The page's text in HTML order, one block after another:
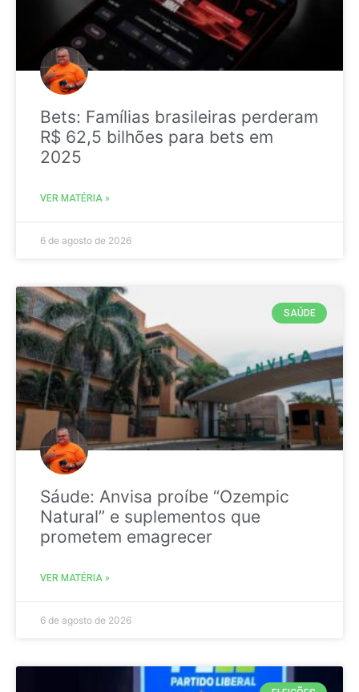
Bets: Famílias brasileiras perderam
R$ 62,5 bilhões para bets em
2025
VER MATÉRIA »
6 de agosto de 2026
SAÚDE
Sáude: Anvisa proíbe “Ozempic
Natural” e suplementos que
prometem emagrecer
VER MATÉRIA »
6 de agosto de 2026